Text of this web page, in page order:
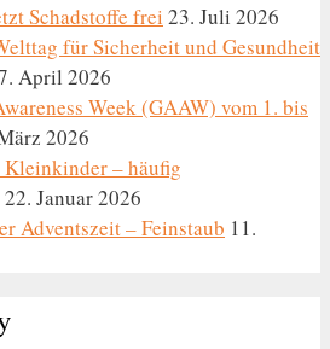
Schadstoffe frei 23. Juli 2026
für Sicherheit und Gesundheit
April 2026
Week (GAAW) vom 1. bis
2026
– häufig
22. Januar 2026
Adventszeit – Feinstaub 11.